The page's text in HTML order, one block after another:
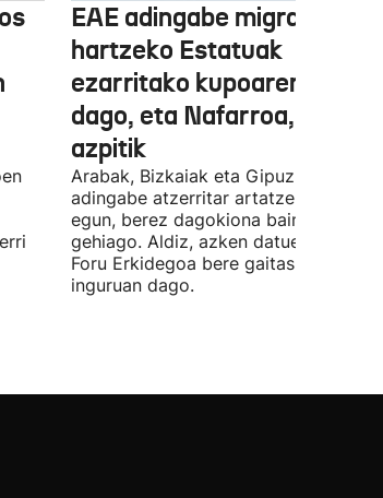
EAE adingabe
hartzeko Estatuak
ezarritako kupoaren
dago, eta Nafarroa, berriz,
azpitik
Arabak, Bizkaiak eta Gipuzkoak 843
adingabe atzerritar artatzen dituzte
egun, berez dagokiona baino 65
gehiago. Aldiz, azken datuen arabera,
Foru Erkidegoa bere gaitasunaren %
inguruan dago.